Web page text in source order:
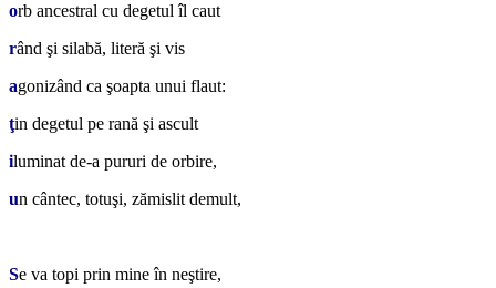
orb ancestral cu degetul îl caut
rând şi silabă, literă şi vis
agonizând ca şoapta unui flaut:
ţin degetul pe rană şi ascult
iluminat de-a pururi de orbire,
un cântec, totuşi, zămislit demult,
Se va topi prin mine în neştire,